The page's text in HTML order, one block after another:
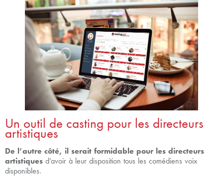
Un outil de casting pour les directeurs
artistiques
De l’autre côté, il serait formidable pour les directeurs
artistiques d’avoir à leur disposition tous les comédiens voix
disponibles.